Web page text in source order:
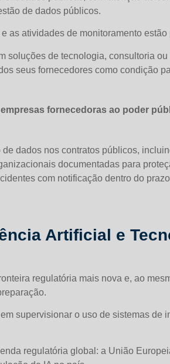
de dados públicos.
as atividades de monitoramento
soluções de tecnologia, consultoria
seus fornecedores como condição
fornecedoras ao poder
dados nos contratos públicos,
documentadas para
com notificação dentro do
Artificial e
regulatória mais nova e, ao
supervisionar o uso de sistemas
regulatória global: a União